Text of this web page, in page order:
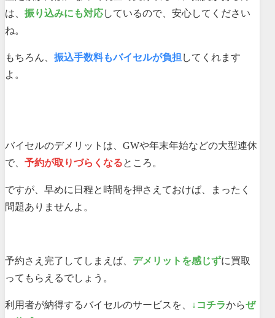
は、 振り込みにも対応しているので、安心してください
ね。
もちろん、 振込手数料もバイセルが負担 してくれます
よ。
バイセルのデメリットは、GWや年末年始などの大型連休
で、 予約が取りづらくなるところ。
ですが、早めに日程と時間を押さえておけば、まったく
問題ありませんよ。
予約さえ完了してしまえば、 デメリットを感じずに買取
ってもらえるでしょう。
利用者が納得するバイセルのサービスを、 ↓コチラからぜ